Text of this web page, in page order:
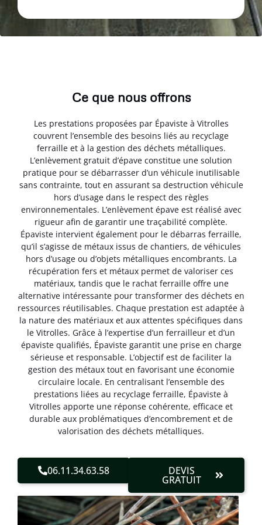
Ce que nous offrons
Les prestations proposées par Épaviste à Vitrolles
couvrent l’ensemble des besoins liés au recyclage
ferraille et à la gestion des déchets métalliques.
L’enlèvement gratuit d’épave constitue une solution
pratique pour se débarrasser d’un véhicule inutilisable
sans contrainte, tout en assurant sa destruction véhicule
hors d’usage dans le respect des règles
environnementales. L’enlèvement épave est réalisé avec
rigueur afin de garantir une traçabilité complète.
Épaviste intervient également pour le débarras ferraille,
qu’il s’agisse de métaux issus de chantiers, de véhicules
hors d’usage ou d’objets métalliques encombrants. La
récupération fers et métaux permet de valoriser ces
matériaux, tandis que le rachat ferraille offre une
alternative intéressante pour transformer des déchets en
ressources réutilisables. Chaque prestation est adaptée à
la nature des matériaux et aux attentes spécifiques dans
le Vitrolles. Grâce à l’expertise d’un ferrailleur et d’un
épaviste qualifiés, Épaviste garantit une prise en charge
sérieuse et responsable. L’objectif est de faciliter la
gestion des métaux tout en favorisant une économie
circulaire locale. En centralisant l’ensemble des
prestations liées au recyclage ferraille, Épaviste à
Vitrolles apporte une réponse cohérente, efficace et
durable aux problématiques d’encombrement et de
valorisation des déchets métalliques.
06.11.34.63.58 DEVIS
GRATUIT